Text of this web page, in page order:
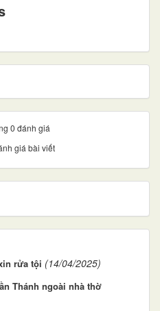
0 đánh giá
giá bài viết
rửa tội (14/04/2025)
Thánh ngoài nhà thờ